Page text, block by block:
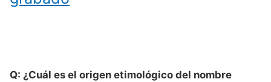
Q: ¿Cuál es el origen etimológico del nombre